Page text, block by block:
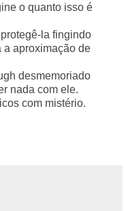
o quanto isso é
la fingindo
a aproximação de
desmemoriado
nada com ele.
com mistério.